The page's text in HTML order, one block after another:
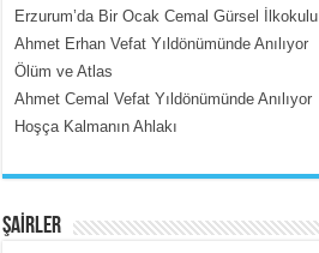
Erzurum’da Bir Ocak Cemal Gürsel İlkokulu
Ahmet Erhan Vefat Yıldönümünde Anılıyor
Ölüm ve Atlas
Ahmet Cemal Vefat Yıldönümünde Anılıyor
Hoşça Kalmanın Ahlakı
ŞAİRLER